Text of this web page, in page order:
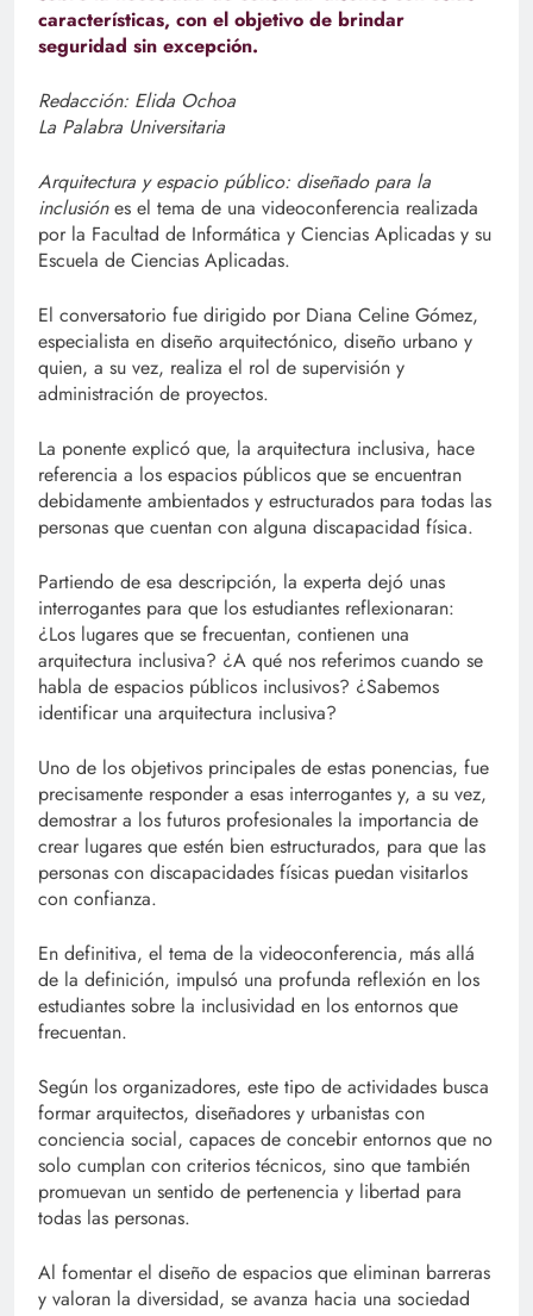
características, con el objetivo de brindar
seguridad sin excepción.
Redacción: Elida Ochoa
La Palabra Universitaria
Arquitectura y espacio público: diseñado para la
inclusiónes el tema de una videoconferencia realizada
por la Facultad de Informática y Ciencias Aplicadas y su
Escuela de Ciencias Aplicadas.
El conversatorio fue dirigido por Diana Celine Gómez,
especialista en diseño arquitectónico, diseño urbano y
quien, a su vez, realiza el rol de supervisión y
administración de proyectos.
La ponente explicó que, la arquitectura inclusiva, hace
referencia a los espacios públicos que se encuentran
debidamente ambientados y estructurados para todas las
personas que cuentan con alguna discapacidad física.
Partiendo de esa descripción, la experta dejó unas
interrogantes para que los estudiantes reflexionaran:
¿Los lugares que se frecuentan, contienen una
arquitectura inclusiva? ¿A qué nos referimos cuando se
habla de espacios públicos inclusivos? ¿Sabemos
identificar una arquitectura inclusiva?
Uno de los objetivos principales de estas ponencias, fue
precisamente responder a esas interrogantes y, a su vez,
demostrar a los futuros profesionales la importancia de
crear lugares que estén bien estructurados, para que las
personas con discapacidades físicas puedan visitarlos
con confianza.
En definitiva, el tema de la videoconferencia, más allá
de la definición, impulsó una profunda reflexión en los
estudiantes sobre la inclusividad en los entornos que
frecuentan.
Según los organizadores, este tipo de actividades busca
formar arquitectos, diseñadores y urbanistas con
conciencia social, capaces de concebir entornos que no
solo cumplan con criterios técnicos, sino que también
promuevan un sentido de pertenencia y libertad para
todas las personas.
Al fomentar el diseño de espacios que eliminan barreras
y valoran la diversidad, se avanza hacia una sociedad